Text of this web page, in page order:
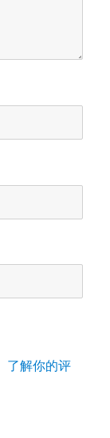
了解你的评